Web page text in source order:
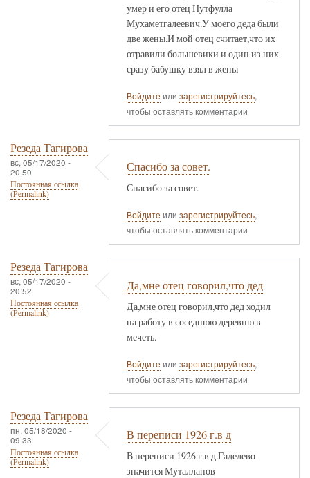
умер и его отец Нутфулла
Мухаметгалеевич.У моего деда были
две жены.И мой отец считает,что их
отравили большевики и один из них
сразу бабушку взял в жены
Войдите или зарегистрируйтесь,
чтобы оставлять комментарии
Резеда Тагирова
вс, 05/17/2020 -
20:50
Постоянная ссылка
(Permalink)
Спасибо за совет.
Спасибо за совет.
Войдите или зарегистрируйтесь,
чтобы оставлять комментарии
Резеда Тагирова
вс, 05/17/2020 -
20:52
Постоянная ссылка
(Permalink)
Да,мне отец говорил,что дед
Да,мне отец говорил,что дед ходил
на работу в соседнюю деревню в
мечеть.
Войдите или зарегистрируйтесь,
чтобы оставлять комментарии
Резеда Тагирова
пн, 05/18/2020 -
09:33
Постоянная ссылка
(Permalink)
В переписи 1926 г.в д
В переписи 1926 г.в д.Гаделево
значится Муталлапов